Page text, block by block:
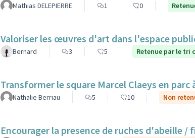
Mathias DELEPIERRE 1 0
Valoriser les œuvres d'art dans l'espace
Bernard 3 5 Retenue par le tri
Transformer le square Marcel Claeys en parc
Nathalie Berriau 5 10 Non
Encourager la presence de ruches d'abeille